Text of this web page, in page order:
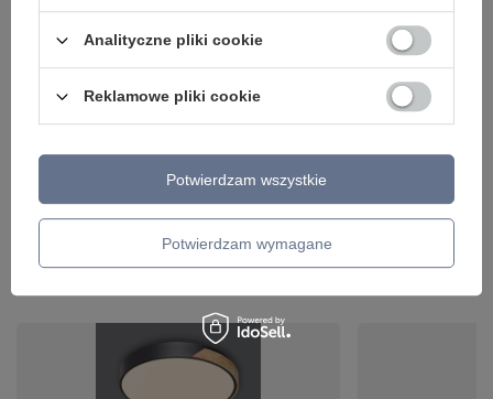
Analityczne pliki cookie
Reklamowe pliki cookie
Potwierdzam wymagane
Potwierdzam wszystkie